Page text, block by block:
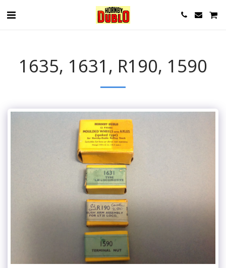
1635, 1631, R190, 1590